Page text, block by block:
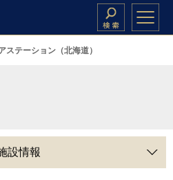
ステーション（北海道）
設情報